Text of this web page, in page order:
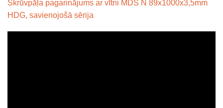
Skrūvpāļa pagarinājums ar vītni MDS N 89x1000x3,5mm
HDG, savienojošā sērija